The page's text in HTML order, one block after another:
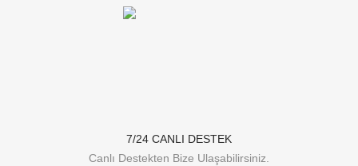
7/24 CANLI DESTEK
Canlı Destekten Bize Ulaşabilirsiniz.